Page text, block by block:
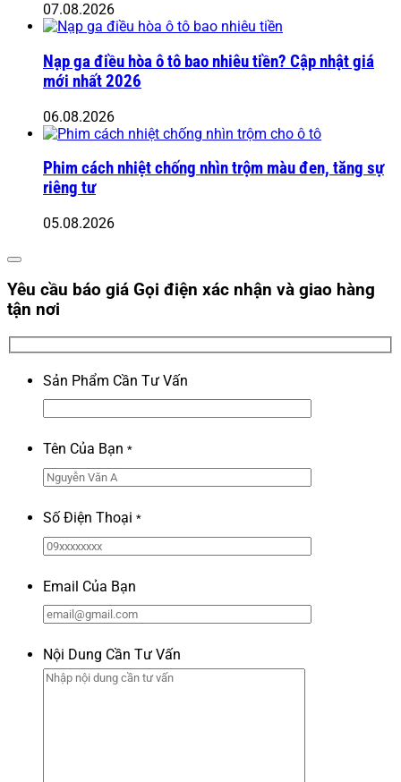
07.08.2026
Nạp ga điều hòa ô tô bao nhiêu tiền? Cập nhật giá
mới nhất 2026
06.08.2026
Phim cách nhiệt chống nhìn trộm màu đen, tăng sự
riêng tư
05.08.2026
Yêu cầu báo giá Gọi điện xác nhận và giao hàng
tận nơi
Sản Phẩm Cần Tư Vấn
Tên Của Bạn *
Số Điện Thoại *
Email Của Bạn
Nội Dung Cần Tư Vấn